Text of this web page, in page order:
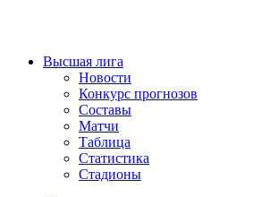
Высшая лига
Новости
Конкурс прогнозов
Составы
Матчи
Таблица
Статистика
Стадионы